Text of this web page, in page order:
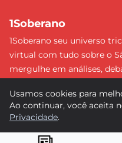
1Soberano
1Soberano seu universo
virtual com tudo sobre o
mergulhe em análises,
detalhe e faça parte dessa
tricolor paulista. #SPFC
Usamos cookies para
Ao continuar, você aceita
Privacidade.